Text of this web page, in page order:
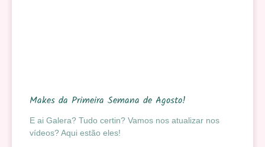
Makes da Primeira Semana de Agosto!
E ai Galera? Tudo certin? Vamos nos atualizar nos
vídeos? Aqui estão eles!